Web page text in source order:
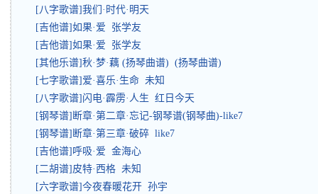
[八字歌谱]我们·时代·明天
[吉他谱]如果·爱 张学友
[吉他谱]如果·爱 张学友
[其他乐谱]秋·梦·藕 (扬琴曲谱) (扬琴曲谱)
[七字歌谱]爱·喜乐·生命 未知
[八字歌谱]闪电·霹雳·人生 红日今天
[钢琴谱]断章·第二章·忘记-钢琴谱(钢琴曲)-like7
[钢琴谱]断章·第三章·破碎 like7
[吉他谱]呼吸·爱 金海心
[二胡谱]皮特·西格 未知
[六字歌谱]今夜春暖花开 孙宇